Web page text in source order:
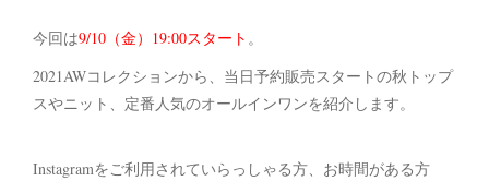
今回は9/10（金）19:00スタート 。
2021AWコレクションから、当日予約販売スタートの秋トップ
スやニット、定番人気のオールインワンを紹介します。
Instagramをご利用されていらっしゃる方、お時間がある方